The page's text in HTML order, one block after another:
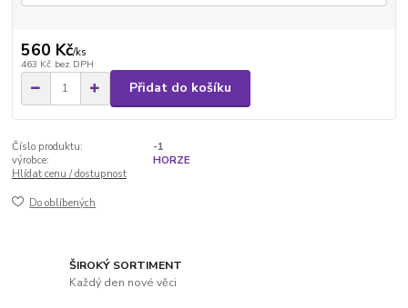
560 Kč/ks
463 Kč bez DPH
Přidat do košíku
Číslo produktu:
-1
výrobce:
HORZE
Hlídat cenu / dostupnost
Do oblíbených
ŠIROKÝ SORTIMENT
Každý den nové věci